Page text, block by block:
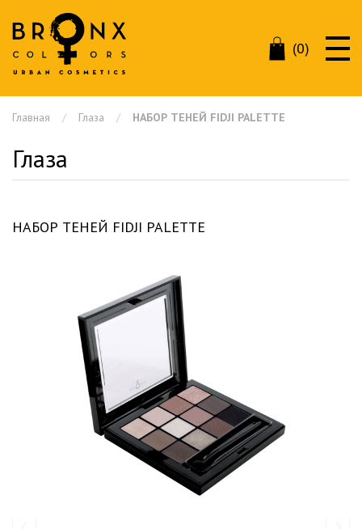
(0)
Главная Глаза НАБОР ТЕНЕЙ FIDJI PALETTE
Глаза
НАБОР ТЕНЕЙ FIDJI PALETTE